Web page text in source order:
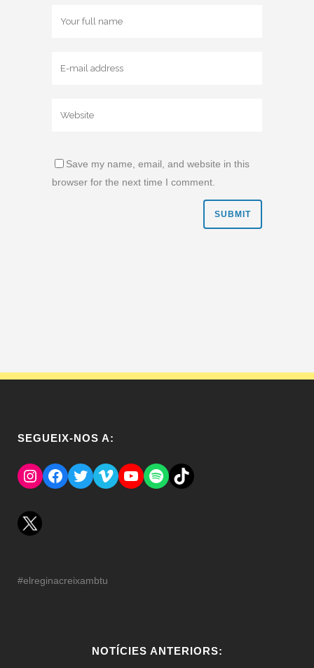
Save my name, email, and website in this
browser for the next time I comment.
SEGUEIX-NOS A:
Instagram
Facebook
TwitterVimeoYouTube
SpotifyEl Tik Tok del Regina.
#elreginacreixambtu
NOTÍCIES ANTERIORS: